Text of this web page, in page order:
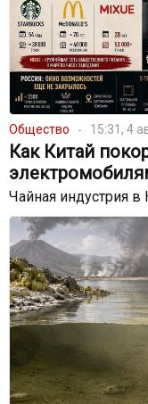
Общество 15:31, 4
Как Китай
Чайная индустрия в